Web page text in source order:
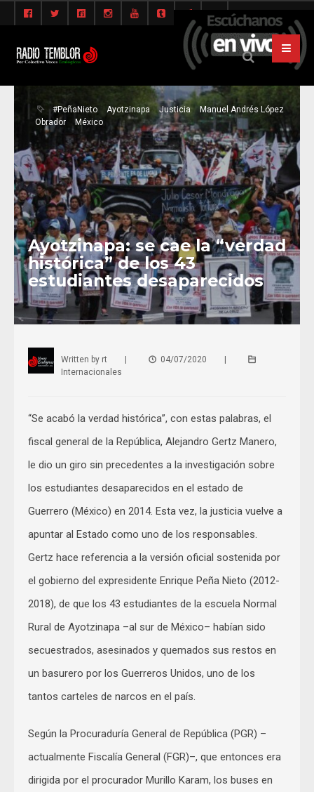
#PeñaNieto Ayotzinapa Justicia
Manuel Andrés López
Obrador
México
Ayotzinapa: se cae la “verdad
histórica” de los 43
estudiantes desaparecidos
Written by rt 04/07/2020
Internacionales
“Se acabó la verdad histórica”, con estas palabras, el
fiscal general de la República, Alejandro Gertz Manero,
le dio un giro sin precedentes a la investigación sobre
los estudiantes desaparecidos en el estado de
Guerrero (México) en 2014. Esta vez, la justicia vuelve a
apuntar al Estado como uno de los responsables.
Gertz hace referencia a la versión oficial sostenida por
el gobierno del expresidente Enrique Peña Nieto (2012-
2018), de que los 43 estudiantes de la escuela Normal
Rural de Ayotzinapa –al sur de México– habían sido
secuestrados, asesinados y quemados sus restos en
un basurero por los Guerreros Unidos, uno de los
tantos carteles de narcos en el país.
Según la Procuraduría General de República (PGR) –
actualmente Fiscalía General (FGR)–, que entonces era
dirigida por el procurador Murillo Karam, los buses en